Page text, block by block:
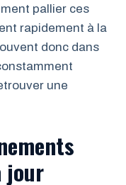
pallier ces
rapidement à la
donc dans
une
jour